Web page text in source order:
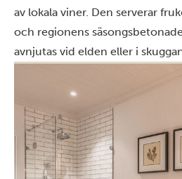
av lokala viner. Den serverar
och regionens
avnjutas vid elden eller i